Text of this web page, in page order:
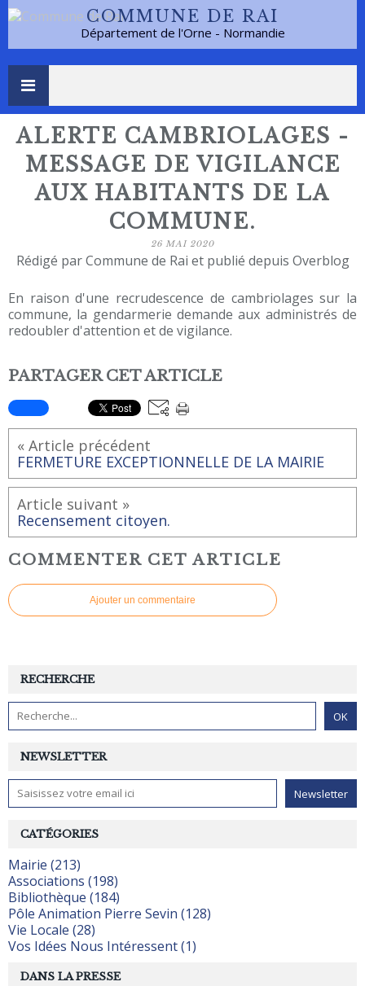
COMMUNE DE RAI
Département de l'Orne - Normandie
ALERTE CAMBRIOLAGES -
MESSAGE DE VIGILANCE
AUX HABITANTS DE LA
COMMUNE.
26 MAI 2020
Rédigé par Commune de Rai et publié depuis Overblog
En raison d'une recrudescence de cambriolages sur la
commune, la gendarmerie demande aux administrés de
redoubler d'attention et de vigilance.
PARTAGER CET ARTICLE
« Article précédent
FERMETURE EXCEPTIONNELLE DE LA MAIRIE
Article suivant »
Recensement citoyen.
COMMENTER CET ARTICLE
Ajouter un commentaire
NEWSLETTER
RECHERCHE
CATÉGORIES
Mairie (213)
Associations (198)
Bibliothèque (184)
Pôle Animation Pierre Sevin (128)
Vie Locale (28)
Vos Idées Nous Intéressent (1)
DANS LA PRESSE